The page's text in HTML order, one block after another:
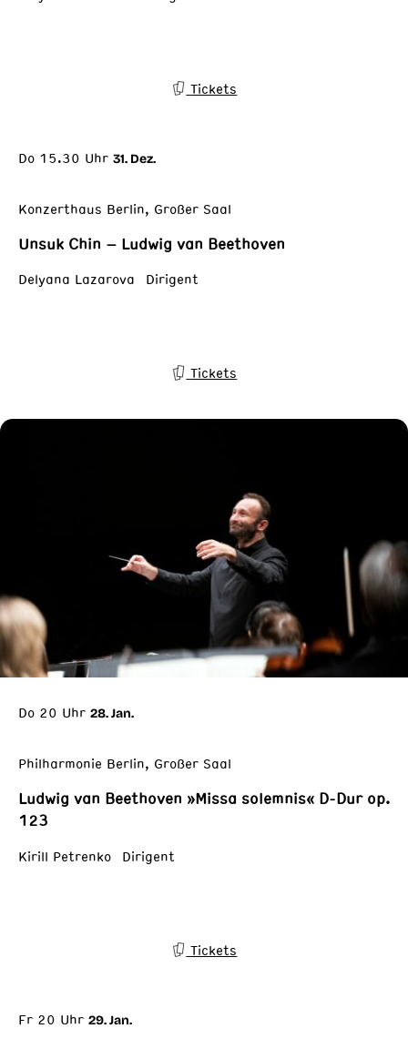
Tickets
Do 15.30 Uhr 31. Dez.
Konzerthaus Berlin, Großer Saal
Unsuk Chin – Ludwig van Beethoven
Delyana Lazarova Dirigent
Tickets
Do 20 Uhr 28. Jan.
Philharmonie Berlin, Großer Saal
Ludwig van Beethoven »Missa solemnis« D-Dur op.
123
Kirill Petrenko Dirigent
Tickets
Fr 20 Uhr 29. Jan.